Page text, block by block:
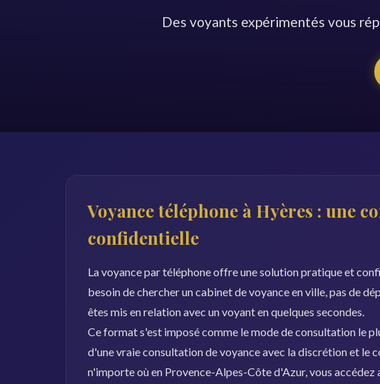
Des voyants expérimentés vous
Voyance téléphone à Hyères : une
confidentielle
La voyance par téléphone offre une solution pratique et
besoin de chercher un cabinet de voyance en ville, pas de
êtes mis en relation avec un voyant en quelques secondes.
Ce format s'est imposé comme le mode de consultation le
d'une vraie consultation de voyance avec la discrétion et le
n'importe où en Provence-Alpes-Côte d'Azur, vous accédez